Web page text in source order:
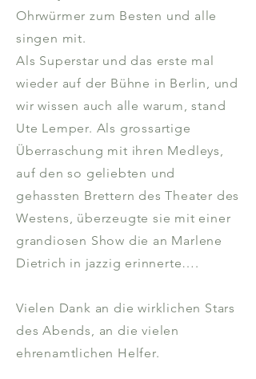
Ohrwürmer zum Besten und alle
singen mit.
Als Superstar und das erste mal
wieder auf der Bühne in Berlin, und
wir wissen auch alle warum, stand
Ute Lemper. Als grossartige
Überraschung mit ihren Medleys,
auf den so geliebten und
gehassten Brettern des Theater des
Westens, überzeugte sie mit einer
grandiosen Show die an Marlene
Dietrich in jazzig erinnerte….
Vielen Dank an die wirklichen Stars
des Abends, an die vielen
ehrenamtlichen Helfer.